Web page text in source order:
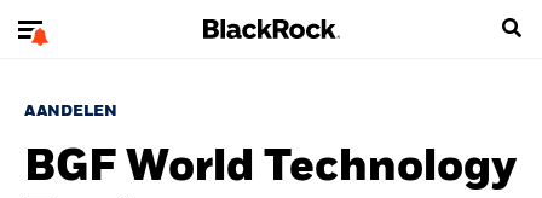
AANDELEN
BGF World Technology